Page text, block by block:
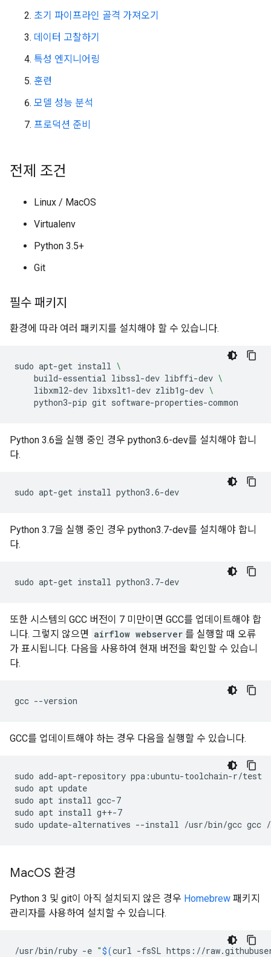
초기 파이프라인 골격 가져오기
데이터 고찰하기
특성 엔지니어링
훈련
모델 성능 분석
프로덕션 준비
전제 조건
Linux / MacOS
Virtualenv
Python 3.5+
Git
필수 패키지
환경에 따라 여러 패키지를 설치해야 할 수 있습니다.
sudo apt-get install \
build-essential libssl-dev libffi-dev \
libxml2-dev libxslt1-dev zlib1g-dev \
python3-pip git
Python 3.6을 실행 중인 경우 python3.6-dev를 설치해야 합니
다.
sudo apt-get install
Python 3.7을 실행 중인 경우 python3.7-dev를 설치해야 합니
다.
sudo apt-get install
또한 시스템의 GCC 버전이 7 미만이면 GCC를 업데이트해야 합
니다. 그렇지 않으면 airflow webserver 를 실행할 때 오류
가 표시됩니다. 다음을 사용하여 현재 버전을 확인할 수 있습니
다.
gcc
GCC를 업데이트해야 하는 경우 다음을 실행할 수 있습니다.
sudo add-apt-repository ppa:ubuntu-toolchain-r/test
sudo apt update
sudo apt install gcc-7
sudo apt install g++-7
sudo update-alternatives --install /usr/bin/gcc gcc
MacOS 환경
Python 3 및 git이 아직 설치되지 않은 경우 Homebrew 패키지
관리자를 사용하여 설치할 수 있습니다.
/usr/bin/ruby -e "$(curl -fsSL https://